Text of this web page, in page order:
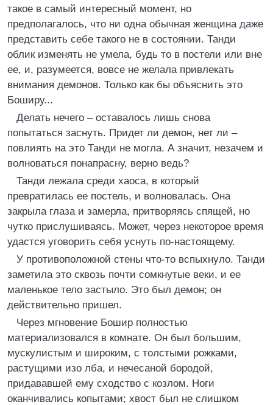
такое в самый интересный момент, но
предполагалось, что ни одна обычная женщина даже
представить себе такого не в состоянии. Танди
облик изменять не умела, будь то в постели или вне
ее, и, разумеется, вовсе не желала привлекать
внимания демонов. Только как бы объяснить это
Боширу...
Делать нечего – оставалось лишь снова
попытаться заснуть. Придет ли демон, нет ли –
повлиять на это Танди не могла. А значит, незачем и
волноваться понапрасну, верно ведь?
Танди лежала среди хаоса, в который
превратилась ее постель, и волновалась. Она
закрыла глаза и замерла, притворяясь спящей, но
чутко прислушиваясь. Может, через некоторое время
удастся уговорить себя уснуть по-настоящему.
У противоположной стены что-то вспыхнуло. Танди
заметила это сквозь почти сомкнутые веки, и ее
маленькое тело застыло. Это был демон; он
действительно пришел.
Через мгновение Бошир полностью
материализовался в комнате. Он был большим,
мускулистым и широким, с толстыми рожками,
растущими изо лба, и нечесаной бородой,
придававшей ему сходство с козлом. Ноги
оканчивались копытами; хвост был не слишком